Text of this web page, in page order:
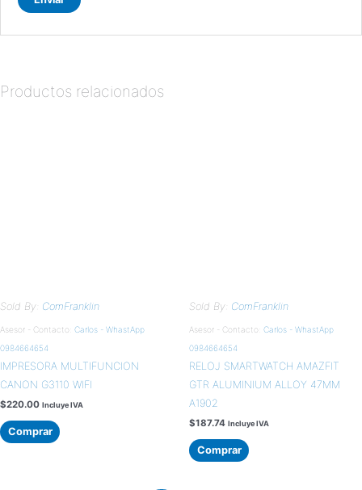
Productos relacionados
Sold By: ComFranklin
Asesor - Contacto: Carlos - WhastApp
0984664654
IMPRESORA MULTIFUNCION
CANON G3110 WIFI
$220.00 Incluye IVA
Comprar
Sold By: ComFranklin
Asesor - Contacto: Carlos - WhastApp
0984664654
RELOJ SMARTWATCH AMAZFIT
GTR ALUMINIUM ALLOY 47MM
A1902
$187.74 Incluye IVA
Comprar